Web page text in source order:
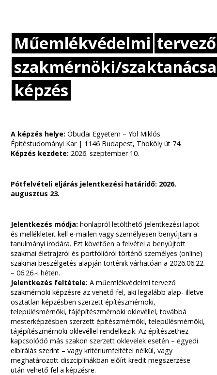
Műemlékvédelmi tervező
szakmérnöki/
képzés
A képzés helye: Óbudai Egyetem – Ybl Miklós
Építéstudományi Kar | 1146 Budapest, Thököly út 74.
Képzés kezdete: 2026. szeptember 10.
Pótfelvételi eljárás jelentkezési határidő: 2026.
augusztus 23.
Jelentkezés módja:honlapról letölthető jelentkezési lapot
és mellékleteit kell e-mailen vagy személyesen benyújtani a
tanulmányi irodára. Ezt követően a felvétel a benyújtott
szakmai életrajzról és portfólióról történő személyes (online)
szakmai beszélgetés alapján történik várhatóan a 2026.06.22.
– 06.26.-i héten.
Jelentkezés feltétele:A műemlékvédelmi tervező
szakmérnöki képzésre az vehető fel, aki legalább alap- illetve
osztatlan képzésben szerzett építészmérnöki,
településmérnöki, tájépítészmérnöki oklevéllel, továbbá
mesterképzésben szerzett építészmérnöki, településmérnöki,
tájépítészmérnöki oklevéllel rendelkezik. Az építészethez
kapcsolódó más szakon szerzett oklevelek esetén – egyedi
elbírálás szerint – vagy kritériumfeltétel nélkül, vagy
meghatározott diszciplínákban előírt kredit megszerzése
után vehető fel a képzésre.